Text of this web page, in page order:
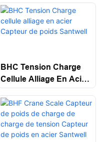
BHC Tension Charge
Cellule Alliage En Acier
Santwell